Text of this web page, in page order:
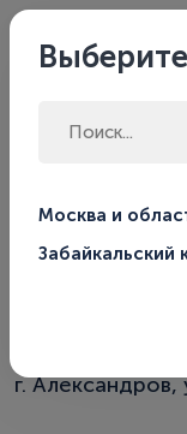
г. Александров,
Москва и
Забайкальский